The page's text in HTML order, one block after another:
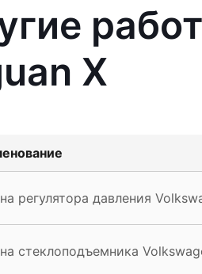
X
регулятора давления
стеклоподъемника